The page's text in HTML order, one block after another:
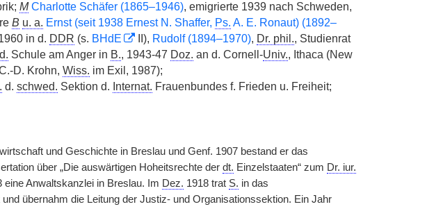
M Charlotte Schäfer (1865–1946), emigrierte 1939 nach Schweden,
B u. a. Ernst (seit 1938 Ernest N. Shaffer, Ps. A. E. Ronaut) (1892–
in d. DDR (s. BHdE II), Rudolf (1894–1970), Dr. phil., Studienrat
Schule am Anger in B., 1943-47 Doz. an d. Cornell-Univ., Ithaca (New
D. Krohn, Wiss. im Exil, 1987);
d. schwed. Sektion d. Internat. Frauenbundes f. Frieden u. Freiheit;
und Geschichte in Breslau und Genf. 1907 bestand er das
über „Die auswärtigen Hoheitsrechte der dt. Einzelstaaten“ zum Dr. iur.
Anwaltskanzlei in Breslau. Im Dez. 1918 trat S. in das
übernahm die Leitung der Justiz- und Organisationssektion. Ein Jahr